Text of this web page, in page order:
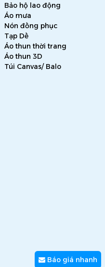
Bảo hộ lao động
Áo mưa
Nón đồng phục
Tạp Dề
Áo thun thời trang
Áo thun 3D
Túi Canvas/ Balo
Báo giá nhanh